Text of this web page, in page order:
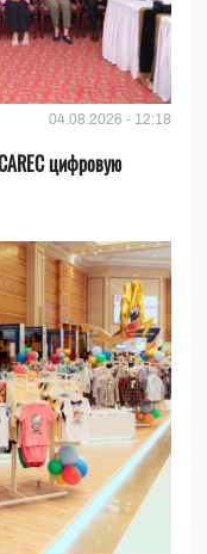
04.08.2026 - 12:18
цифровую